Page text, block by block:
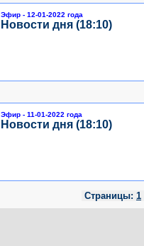
Эфир - 12-01-2022 года
Новости дня (18:10)
Эфир - 11-01-2022 года
Новости дня (18:10)
Страницы: 1